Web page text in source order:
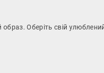
Оберіть свій